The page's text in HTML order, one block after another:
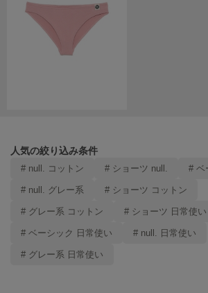
LAATO
ラート
LILY BROWN
リリーブラウン
リリーブラウンランジェリー
リトルユニオン トウキョウ
人気の絞り込み条件
# null. コットン # ショーツ null. # ベ
# null. グレー系 # ショーツ コットン
# グレー系 コットン # ショーツ 日常使い
# ベーシック 日常使い # null. 日常使い
# グレー系 日常使い